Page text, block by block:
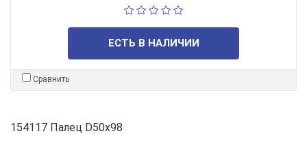
ЕСТЬ В НАЛИЧИИ
Сравнить
154117 Палец D50x98